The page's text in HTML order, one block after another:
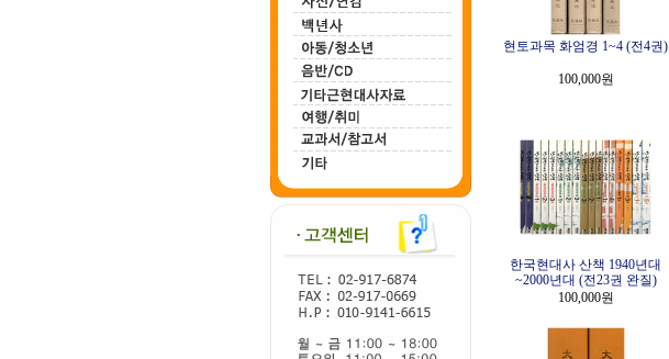
현토과목 화엄경 1~4 (전4권)
100,000원
한국현대사 산책 1940년대
~2000년대 (전23권 완질)
100,000원